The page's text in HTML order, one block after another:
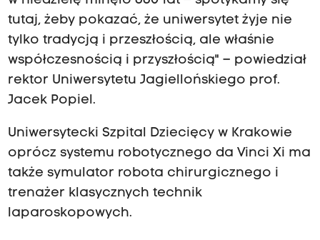
tutaj, żeby pokazać, że uniwersytet żyje nie
tylko tradycją i przeszłością, ale właśnie
współczesnością i przyszłością" – powiedział
rektor Uniwersytetu Jagiellońskiego prof.
Jacek Popiel.
Uniwersytecki Szpital Dziecięcy w Krakowie
oprócz systemu robotycznego da Vinci Xi ma
także symulator robota chirurgicznego i
trenażer klasycznych technik
laparoskopowych.